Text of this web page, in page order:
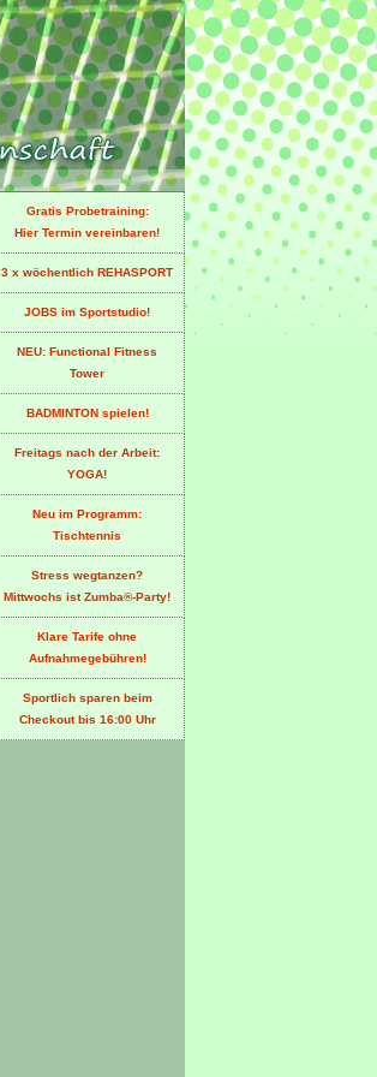
Gratis Probetraining:
Hier Termin vereinbaren!
3 x wöchentlich REHASPORT
JOBS im Sportstudio!
NEU: Functional Fitness
Tower
BADMINTON spielen!
Freitags nach der Arbeit:
YOGA!
Neu im Programm:
Tischtennis
Stress wegtanzen?
Mittwochs ist Zumba®-Party!
Klare Tarife ohne
Aufnahmegebühren!
Sportlich sparen beim
Checkout bis 16:00 Uhr